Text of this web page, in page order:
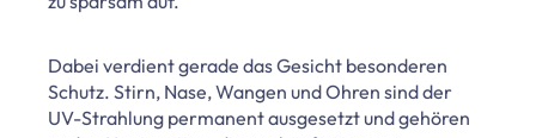
Dabei verdient gerade das Gesicht besonderen
Schutz. Stirn, Nase, Wangen und Ohren sind der
UV-Strahlung permanent ausgesetzt und gehören